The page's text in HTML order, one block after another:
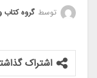
توسطگروه کتاب و
اشتراک گذاشتن